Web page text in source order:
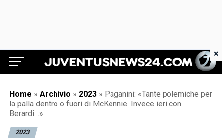
Juventus News 24
Home » Archivio » 2023 » Paganini: «Tante polemiche per
la palla dentro o fuori di McKennie. Invece ieri con
Berardi…»
2023
×